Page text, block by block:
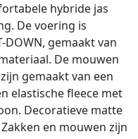
hybride jas
De voering is
DOWN, gemaakt van
De mouwen
gemaakt van een
elastische fleece met
Decoratieve matte
en mouwen zijn